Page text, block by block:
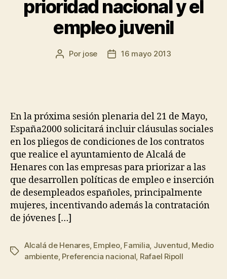
prioridad nacional y el
empleo juvenil
Por jose 16 mayo 2013
En la próxima sesión plenaria del 21 de Mayo,
España2000 solicitará incluir cláusulas sociales
en los pliegos de condiciones de los contratos
que realice el ayuntamiento de Alcalá de
Henares con las empresas para priorizar a las
que desarrollen políticas de empleo e inserción
de desempleados españoles, principalmente
mujeres, incentivando además la contratación
de jóvenes […]
Alcalá de Henares, Empleo, Familia, Juventud, Medio
ambiente, Preferencia nacional, Rafael Ripoll